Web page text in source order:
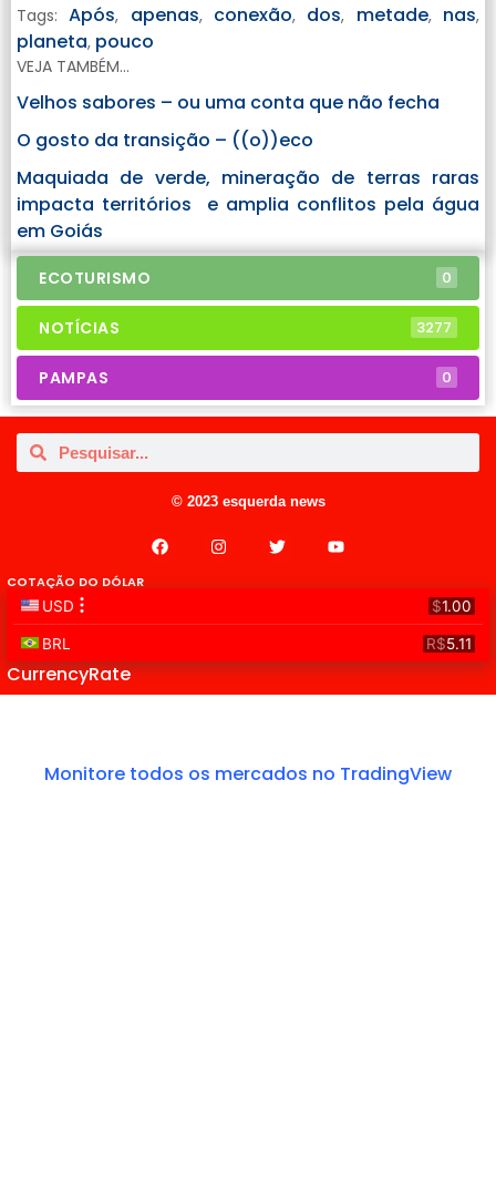
Tags:Após, apenas, conexão, dos, metade, nas,
planeta, pouco
VEJA TAMBÉM...
Velhos sabores – ou uma conta que não fecha
O gosto da transição – ((o))eco
Maquiada de verde, mineração de terras raras
impacta territórios e amplia conflitos pela água
em Goiás
ECOTURISMO 0
NOTÍCIAS 3277
PAMPAS 0
© 2023 esquerda news
COTAÇÃO DO DÓLAR
CurrencyRate
Monitore todos os mercados no TradingView